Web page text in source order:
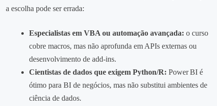
a escolha pode ser errada:
Especialistas em VBA ou automação avançada: o curso
cobre macros, mas não aprofunda em APIs externas ou
desenvolvimento de add‑ins.
Cientistas de dados que exigem Python/R: Power BI é
ótimo para BI de negócios, mas não substitui ambientes de
ciência de dados.